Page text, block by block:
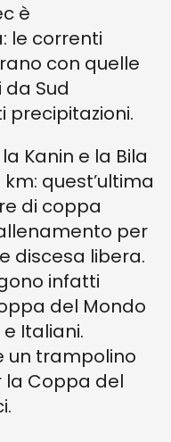
è
le correnti
con quelle
Sud
Kanin e la Bila
quest’ultima
di coppa
per
discesa libera.
infatti
del Mondo
Italiani.
un trampolino
la Coppa del